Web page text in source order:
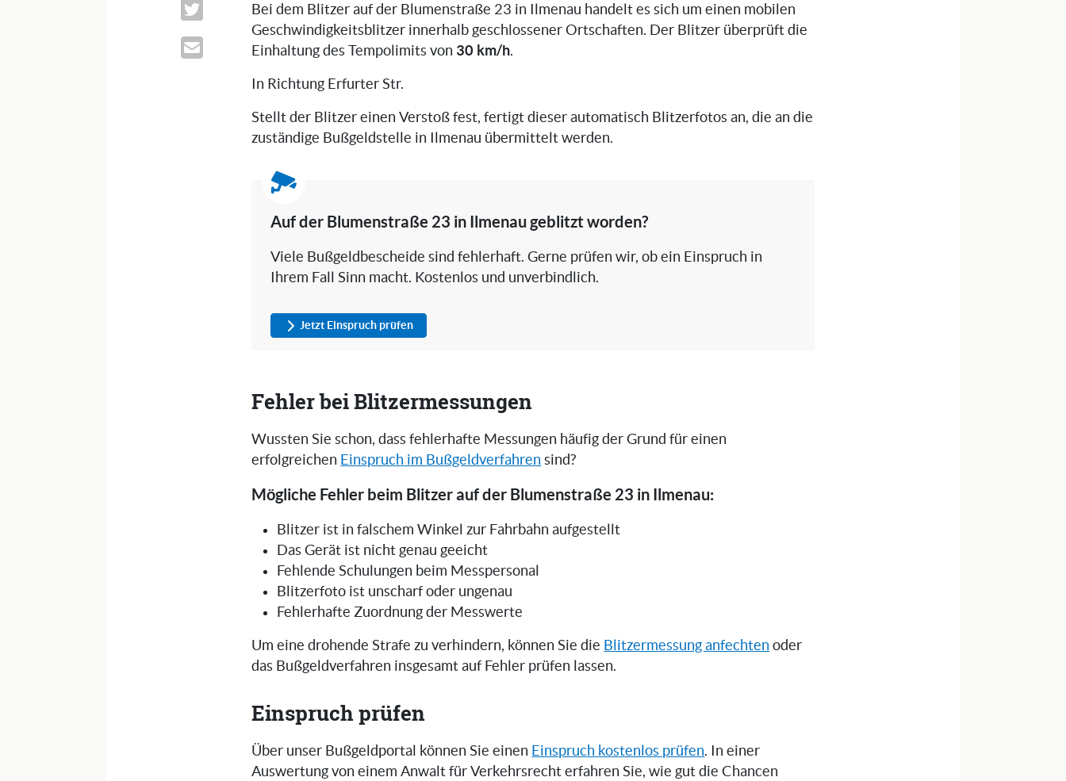
Bei dem Blitzer auf der Blumenstraße 23 in Ilmenau handelt es sich um einen mobilen
Geschwindigkeitsblitzer innerhalb geschlossener Ortschaften. Der Blitzer überprüft die
Einhaltung des Tempolimits von 30 km/h.
In Richtung Erfurter Str.
Stellt der Blitzer einen Verstoß fest, fertigt dieser automatisch Blitzerfotos an, die an die
zuständige Bußgeldstelle in Ilmenau übermittelt werden.
Auf der Blumenstraße 23 in Ilmenau geblitzt worden?
Viele Bußgeldbescheide sind fehlerhaft. Gerne prüfen wir, ob ein Einspruch in
Ihrem Fall Sinn macht. Kostenlos und unverbindlich.
Jetzt Einspruch prüfen
Fehler bei Blitzermessungen
Wussten Sie schon, dass fehlerhafte Messungen häufig der Grund für einen
erfolgreichen Einspruch im Bußgeldverfahren sind?
Mögliche Fehler beim Blitzer auf der Blumenstraße 23 in Ilmenau:
Blitzer ist in falschem Winkel zur Fahrbahn aufgestellt
Das Gerät ist nicht genau geeicht
Fehlende Schulungen beim Messpersonal
Blitzerfoto ist unscharf oder ungenau
Fehlerhafte Zuordnung der Messwerte
Um eine drohende Strafe zu verhindern, können Sie die Blitzermessung anfechten oder
das Bußgeldverfahren insgesamt auf Fehler prüfen lassen.
Einspruch prüfen
Über unser Bußgeldportal können Sie einen Einspruch kostenlos prüfen. In einer
Auswertung von einem Anwalt für Verkehrsrecht erfahren Sie, wie gut die Chancen